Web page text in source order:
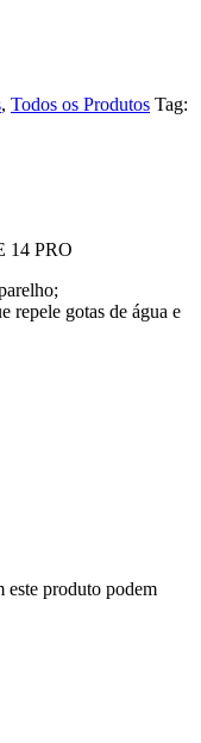
, Todos os Produtos Tag:
14 PRO
repele gotas de água e
este produto podem